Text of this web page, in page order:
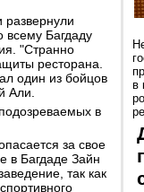
развернули
всему Багдаду
"Странно
ресторана.
один из бойцов
Али.
в
за свое
в Багдаде Зайн
так как
в